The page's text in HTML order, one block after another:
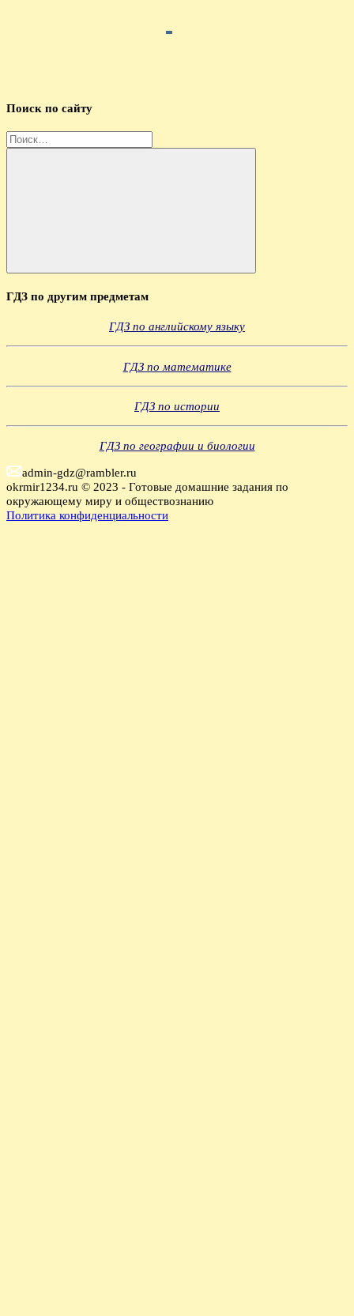
Поиск по сайту
Найти:
Поиск
ГДЗ по другим предметам
ГДЗ по английскому языку
ГДЗ по математике
ГДЗ по истории
ГДЗ по географии и биологии
admin-gdz@rambler.ru
okrmir1234.ru © 2023 - Готовые домашние задания по
окружающему миру и обществознанию
Политика конфиденциальности